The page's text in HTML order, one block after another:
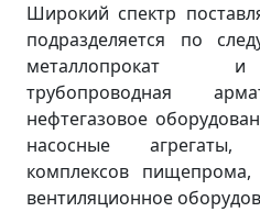
Широкий спектр
подразделяется по
металлопрокат и
трубопроводная
нефтегазовое
насосные
комплексов пищепрома,
вентиляционное